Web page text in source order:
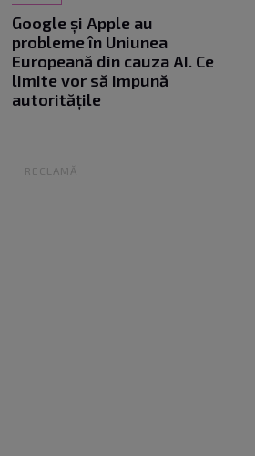
Google și Apple au
probleme în Uniunea
Europeană din cauza AI. Ce
limite vor să impună
autoritățile
RECLAMĂ